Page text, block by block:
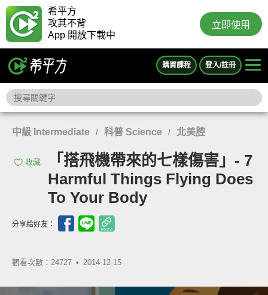
希平方
攻其不背
App 開放下載中
立即使用
購買課程 登入/註冊
中級 Intermediate / 科普 Science / 北美腔
收藏
「搭飛機帶來的七樣傷害」- 7
Harmful Things Flying Does
To Your Body
分享給好友：
觀看次數：24727 • 2014-12-15